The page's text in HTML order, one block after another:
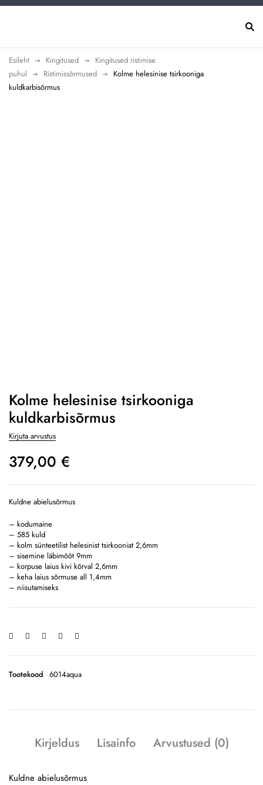
Esileht Kingitused
Kingitused ristimise
puhul
Ristimissõrmused
Kolme helesinise tsirkooniga
kuldkarbisõrmus
Kolme helesinise tsirkooniga
kuldkarbisõrmus
Kirjuta arvustus
379,00 €
Kuldne abielusõrmus
– kodumaine
– 585 kuld
– kolm sünteetilist helesinist tsirkooniat 2,6mm
– sisemine läbimõõt 9mm
– korpuse laius kivi kõrval 2,6mm
– keha laius sõrmuse all 1,4mm
– niisutamiseks
Tootekood 6014aqua
Kirjeldus Lisainfo Arvustused (0)
Kuldne abielusõrmus